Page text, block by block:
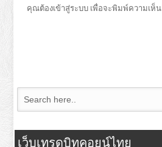
คุณต้องเข้าสู่ระบบ เพื่อจะพิมพ์ความเห็น
เว็บเทรดบิทคอยน์ไทย